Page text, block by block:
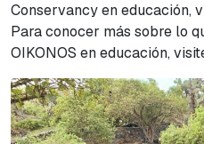
Conservancy en educación,
Para conocer más sobre lo
OIKONOS en educación,